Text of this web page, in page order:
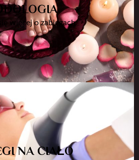
więcej o zabiegach
NA CIAŁO